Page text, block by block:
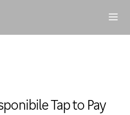
SOSTENIBILITÀPERSONE
Tap to Pay